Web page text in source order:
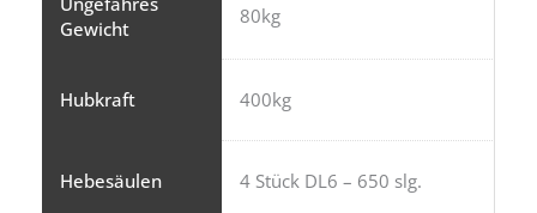
Gewicht
80kg
Hubkraft 400kg
Hebesäulen 4 Stück DL6 – 650 slg.